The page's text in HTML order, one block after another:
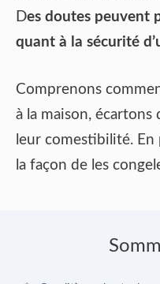
Des doutes peuvent
quant à la sécurité
Comprenons
à la maison,
leur comestibilité.
la façon de les